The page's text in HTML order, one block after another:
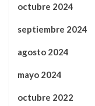
octubre 2024
septiembre 2024
agosto 2024
mayo 2024
octubre 2022